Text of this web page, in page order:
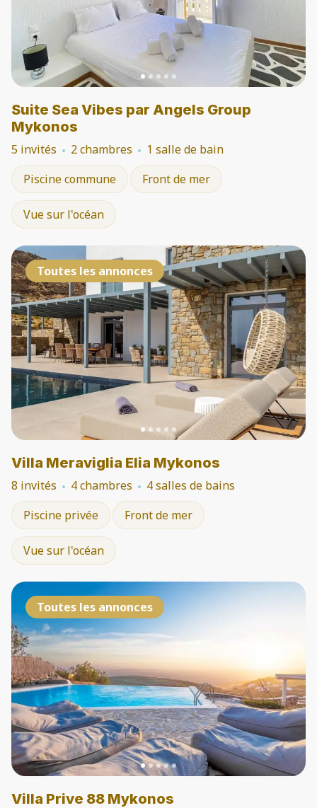
Suite Sea Vibes par Angels Group
Mykonos
5 invités 2 chambres
1 salle de bain
Piscine commune
Front de mer
Vue sur l'océan
Toutes les annonces
Villa Meraviglia Elia Mykonos
8 invités 4 chambres
4 salles de bains
Piscine privée
Front de mer
Vue sur l'océan
Toutes les annonces
Villa Prive 88 Mykonos